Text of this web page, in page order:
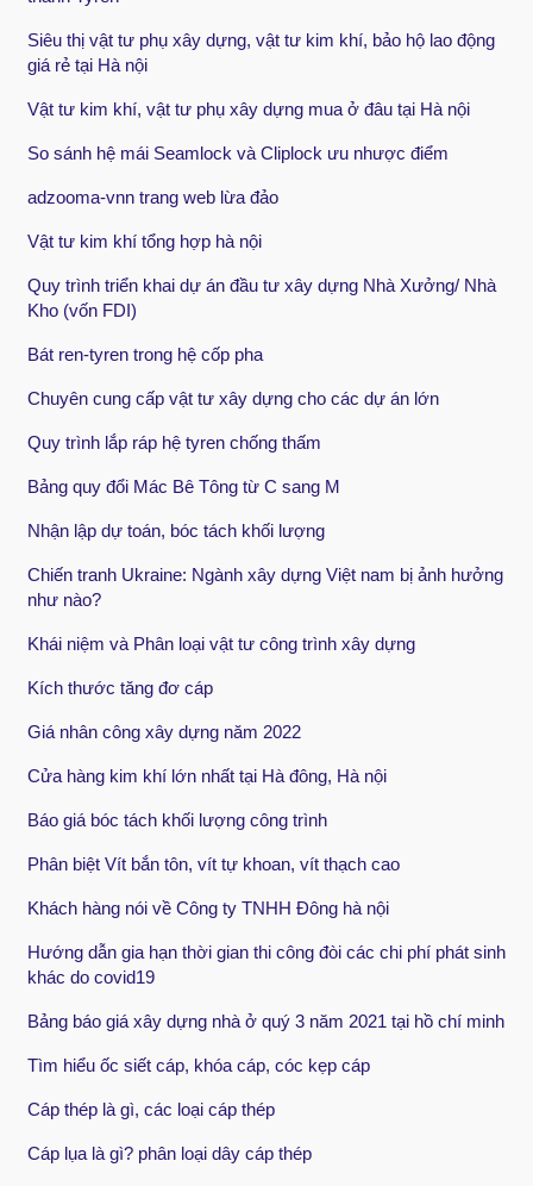
Siêu thị vật tư phụ xây dựng, vật tư kim khí, bảo hộ lao động
giá rẻ tại Hà nội
Vật tư kim khí, vật tư phụ xây dựng mua ở đâu tại Hà nội
So sánh hệ mái Seamlock và Cliplock ưu nhược điểm
adzooma-vnn trang web lừa đảo
Vật tư kim khí tổng hợp hà nội
Quy trình triển khai dự án đầu tư xây dựng Nhà Xưởng/ Nhà
Kho (vốn FDI)
Bát ren-tyren trong hệ cốp pha
Chuyên cung cấp vật tư xây dựng cho các dự án lớn
Quy trình lắp ráp hệ tyren chống thấm
Bảng quy đổi Mác Bê Tông từ C sang M
Nhận lập dự toán, bóc tách khối lượng
Chiến tranh Ukraine: Ngành xây dựng Việt nam bị ảnh hưởng
như nào?
Khái niệm và Phân loại vật tư công trình xây dựng
Kích thước tăng đơ cáp
Giá nhân công xây dựng năm 2022
Cửa hàng kim khí lớn nhất tại Hà đông, Hà nội
Báo giá bóc tách khối lượng công trình
Phân biệt Vít bắn tôn, vít tự khoan, vít thạch cao
Khách hàng nói về Công ty TNHH Đông hà nội
Hướng dẫn gia hạn thời gian thi công đòi các chi phí phát sinh
khác do covid19
Bảng báo giá xây dựng nhà ở quý 3 năm 2021 tại hồ chí minh
Tìm hiểu ốc siết cáp, khóa cáp, cóc kẹp cáp
Cáp thép là gì, các loại cáp thép
Cáp lụa là gì? phân loại dây cáp thép